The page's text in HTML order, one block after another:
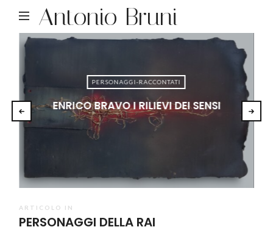
Antonio Bruni
PERSONAGGI-RACCONTATI
ENRICO BRAVO I RILIEVI DEI SENSI
ARTICOLO IN
PERSONAGGI DELLA RAI